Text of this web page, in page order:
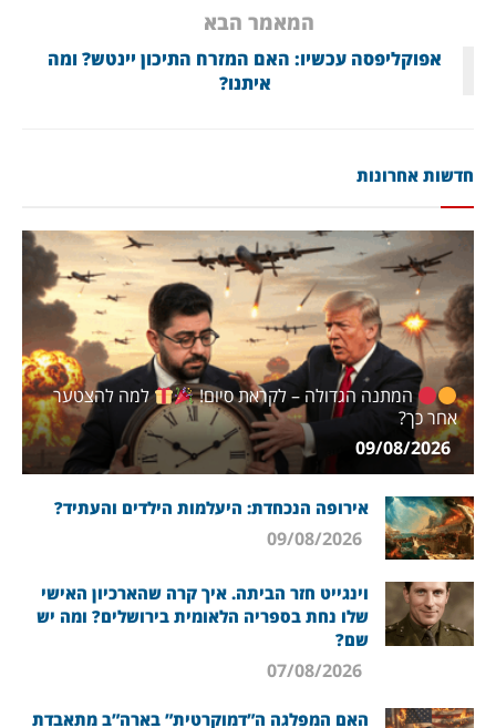
המאמר הבא
אפוקליפסה עכשיו: האם המזרח התיכון יינטש? ומה
איתנו?
חדשות אחרונות
המתנה הגדולה – לקראת סיום!
למה להצטער
אחר כך?
אירופה הנכחדת: היעלמות הילדים והעתיד?
וינגייט חזר הביתה. איך קרה שהארכיון האישי
שלו נחת בספריה הלאומית בירושלים? ומה יש
שם?
האם המפלגה ה”דמוקרטית” בארה”ב מתאבדת